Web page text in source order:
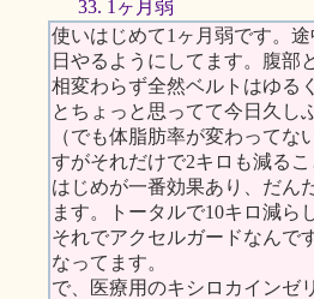
33. 1ヶ月弱
使いはじめて1ヶ月弱です。
日やるようにしてます。腹部
相変わらず全然ベルトはゆる
とちょっと思ってて今日久し
（でも体脂肪率が変わって
すがそれだけで2キロも減る
はじめが一番効果あり、だん
ます。トータルで10キロ減ら
それでアクセルガードなんで
なってます。
で、医療用のキシロカインゼ